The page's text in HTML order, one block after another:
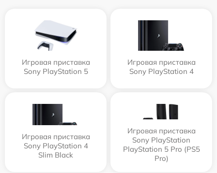
Игровая приставка
Sony PlayStation 5
Игровая приставка
Sony PlayStation 4
Игровая приставка
Sony PlayStation 4
Slim Black
Игровая приставка
Sony PlayStation
PlayStation 5 Pro (PS5
Pro)